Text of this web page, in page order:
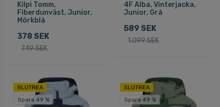
Kilpi Tomm,
Fiberdunväst, Junior,
Mörkblå
378 SEK
749 SEK
4F Alba, Vinterjacka,
Junior, Grå
589 SEK
1.099 SEK
SLUTREA
Spara 49 %
SLUTREA
Spara 49 %